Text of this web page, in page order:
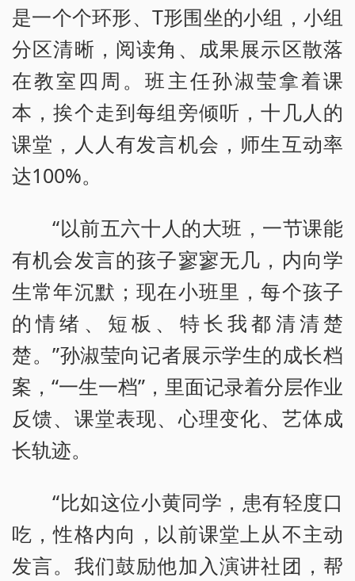
是一个个环形、T形围坐的小组，小组
分区清晰，阅读角、成果展示区散落
在教室四周。班主任孙淑莹拿着课
本，挨个走到每组旁倾听，十几人的
课堂，人人有发言机会，师生互动率
达100%。
“以前五六十人的大班，一节课能
有机会发言的孩子寥寥无几，内向学
生常年沉默；现在小班里，每个孩子
的情绪、短板、特长我都清清楚
楚。”孙淑莹向记者展示学生的成长档
案，“一生一档”，里面记录着分层作业
反馈、课堂表现、心理变化、艺体成
长轨迹。
“比如这位小黄同学，患有轻度口
吃，性格内向，以前课堂上从不主动
发言。我们鼓励他加入演讲社团，帮